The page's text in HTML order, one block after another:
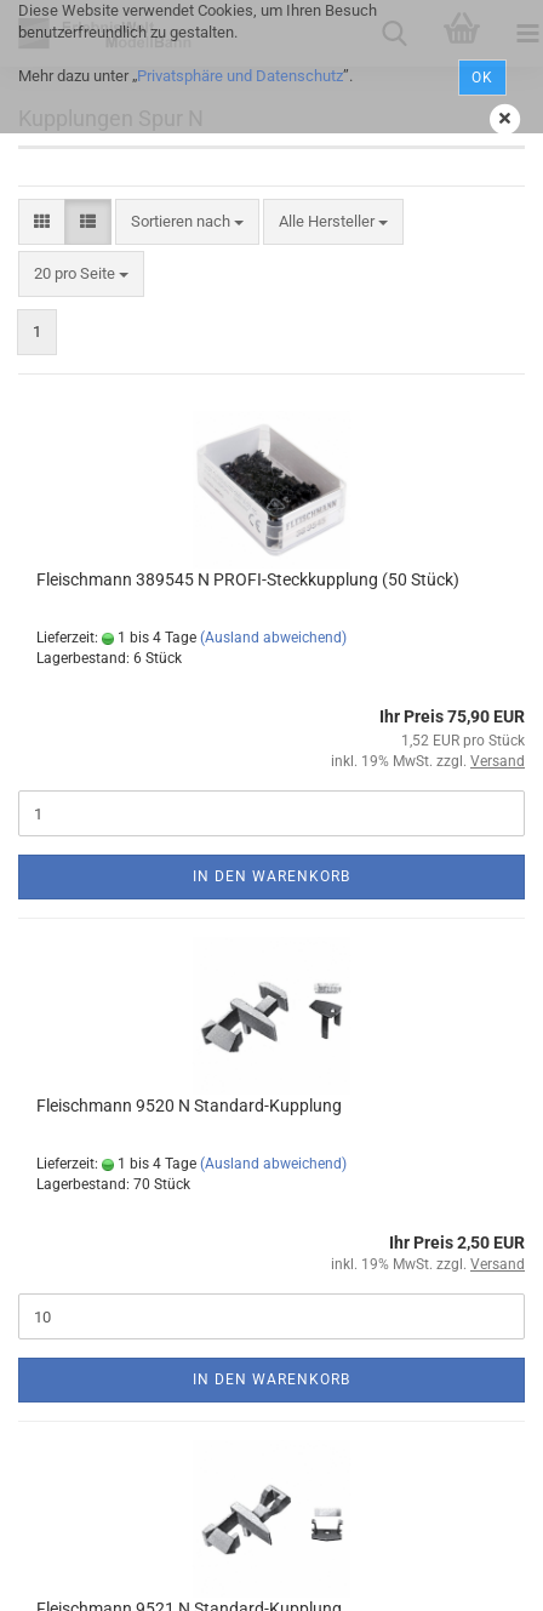
Diese Website verwendet Cookies, um Ihren Besuch
benutzerfreundlich zu gestalten.
Mehr dazu unter „Privatsphäre und Datenschutz”. OK
Sortieren nach Alle Hersteller
20 pro Seite
1
Fleischmann 389545 N PROFI-Steckkupplung (50 Stück)
Lieferzeit: 1 bis 4 Tage (Ausland abweichend)
Lagerbestand: 6 Stück
Ihr Preis 75,90 EUR
1,52 EUR pro Stück
inkl. 19% MwSt. zzgl. Versand
IN DEN WARENKORB
Fleischmann 9520 N Standard-Kupplung
Lieferzeit: 1 bis 4 Tage (Ausland abweichend)
Lagerbestand: 70 Stück
Ihr Preis 2,50 EUR
inkl. 19% MwSt. zzgl. Versand
IN DEN WARENKORB